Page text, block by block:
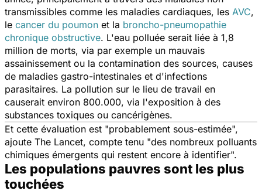
transmissibles comme les maladies cardiaques, les AVC,
le cancer du poumon et la broncho-pneumopathie
chronique obstructive. L'eau polluée serait liée à 1,8
million de morts, via par exemple un mauvais
assainissement ou la contamination des sources, causes
de maladies gastro-intestinales et d'infections
parasitaires. La pollution sur le lieu de travail en
causerait environ 800.000, via l'exposition à des
substances toxiques ou cancérigènes.
Et cette évaluation est "probablement sous-estimée",
ajoute The Lancet, compte tenu "des nombreux polluants
chimiques émergents qui restent encore à identifier".
Les populations pauvres sont les plus
touchées